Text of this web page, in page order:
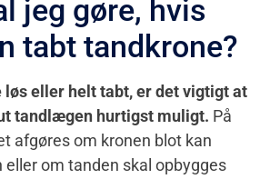
jeg gøre, hvis
tabt tandkrone?
løs eller helt tabt, er det vigtigt at
tandlægen hurtigst muligt. På
afgøres om kronen blot kan
om tanden skal opbygges